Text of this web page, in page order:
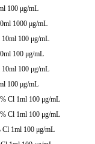
100 μg/mL
1000 μg/mL
100 μg/mL
100 μg/mL
100 μg/mL
100 μg/mL
Cl 1ml 100 μg/mL
Cl 1ml 100 μg/mL
1ml 100 μg/mL